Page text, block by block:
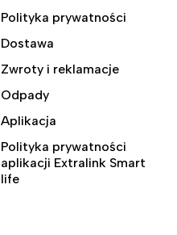
Polityka prywatności
Dostawa
Zwroty i reklamacje
Odpady
Aplikacja
Polityka prywatności
aplikacji Extralink Smart
life